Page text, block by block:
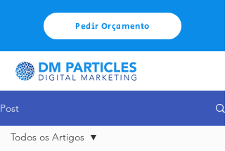
Pedir Orçamento
Post
Todos os Artigos